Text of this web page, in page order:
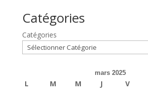
Catégories
Catégories
mars 2025
L M M J V